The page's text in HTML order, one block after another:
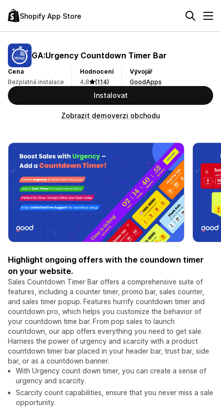
Shopify App Store
GA:Urgency Countdown Timer Bar
Cena
Bezplatná instalace
Hodnocení
4,8
(114)
Vývojář
GoodApps
Instalovat
Zobrazit demoverzi obchodu
Highlight ongoing offers with the coundown timer
on your website.
Sales Countdown Timer Bar offers a comprehensive suite of
features, including a counter timer, promo bar, sales counter,
and sales timer popup. Features hurrify countdown timer and
countdown pro, which helps you customize the behavior of
your countdown time bar. From pop sales to launch
countdown, our app offers everything you need to get sale.
Harness the power of urgency and scarcity with a product
countdown timer bar placed in your header bar, trust bar, side
bar, or as a countdown banner.
With Urgency count down timer, you can create a sense of
urgency and scarcity.
Scarcity count capabilities, ensure that you never miss a sale
opportunity.